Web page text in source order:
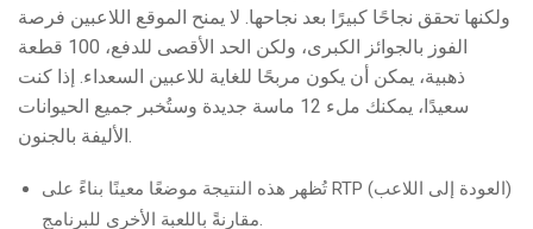
ولكنها تحقق نجاحًا كبيرًا بعد نجاحها. لا يمنح الموقع اللاعبين فرصة
الفوز بالجوائز الكبرى، ولكن الحد الأقصى للدفع، 100 قطعة
ذهبية، يمكن أن يكون مربحًا للغاية للاعبين السعداء. إذا كنت
سعيدًا، يمكنك ملء 12 ماسة جديدة وستُخبر جميع الحيوانات
الأليفة بالجنون.
تُظهر هذه النتيجة موضعًا معينًا بناءً على RTP (العودة إلى اللاعب)